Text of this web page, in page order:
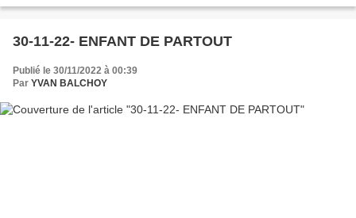
30-11-22- ENFANT DE PARTOUT
Publié le 30/11/2022 à 00:39
Par YVAN BALCHOY